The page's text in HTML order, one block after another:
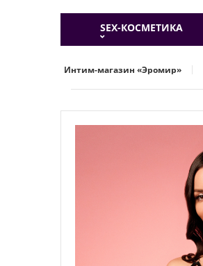
SEX-КОСМЕТИКА
Интим-магазин «Эромир»